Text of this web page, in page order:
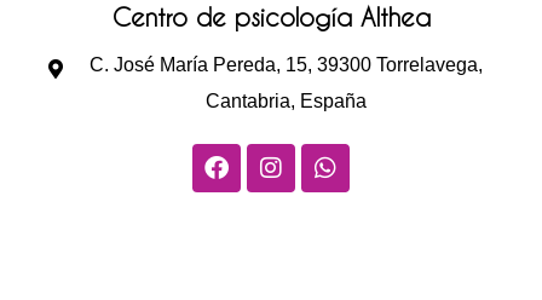
Centro de psicología Althea
C. José María Pereda, 15, 39300 Torrelavega,
Cantabria, España